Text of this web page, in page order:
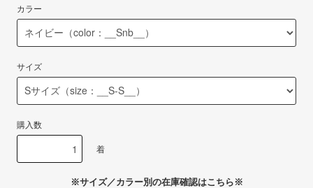
カラー
サイズ
購入数
着
※サイズ／カラー別の在庫確認はこちら※